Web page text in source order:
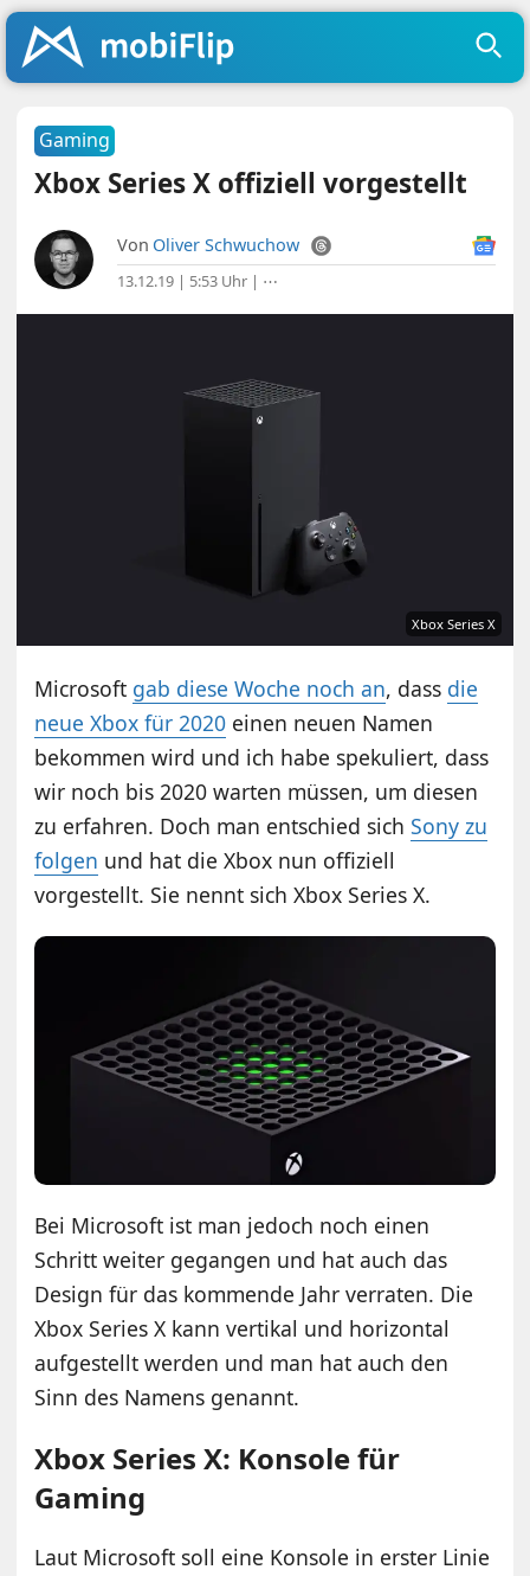
Gaming
Xbox Series X offiziell vorgestellt
Von Oliver Schwuchow
13.12.19 | 5:53 Uhr | ⋯
Xbox Series X
Microsoft gab diese Woche noch an, dass die
neue Xbox für 2020 einen neuen Namen
bekommen wird und ich habe spekuliert, dass
wir noch bis 2020 warten müssen, um diesen
zu erfahren. Doch man entschied sichSony zu
folgen und hat die Xbox nun offiziell
vorgestellt. Sie nennt sich Xbox Series X.
Bei Microsoft ist man jedoch noch einen
Schritt weiter gegangen und hat auch das
Design für das kommende Jahr verraten. Die
Xbox Series X kann vertikal und horizontal
aufgestellt werden und man hat auch den
Sinn des Namens genannt.
Xbox Series X: Konsole für
Gaming
Laut Microsoft soll eine Konsole in erster Linie